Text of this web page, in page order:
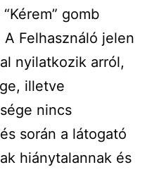
gomb
Felhasználó jelen
nyilatkozik arról,
illetve
nincs
során a látogató
hiánytalannak és